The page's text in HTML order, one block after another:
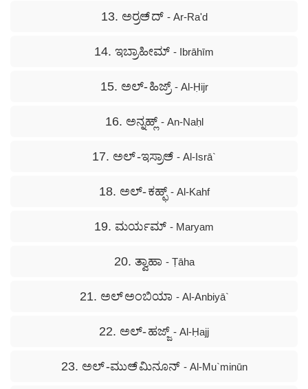
13. ಅರ್‍ರಅ್ ದ್ - Ar-Ra'd
14. ಇಬ್ರಾಹೀಮ್ - Ibrāhīm
15. ಅಲ್- ಹಿಜ್ರ್ - Al-Ḥijr
16. ಅನ್ನಹ್ಲ್ - An-Naḥl
17. ಅಲ್ -ಇಸ್ರಾಅ್ - Al-Isrā`
18. ಅಲ್- ಕಹ್ಫ್ - Al-Kahf
19. ಮರ್ಯಮ್ - Maryam
20. ತ್ವಾಹಾ - Ṭāha
21. ಅಲ್ ಅಂಬಿಯಾ - Al-Anbiyā`
22. ಅಲ್- ಹಜ್ಜ್ - Al-Ḥajj
23. ಅಲ್ -ಮುಅ್ ಮಿನೂನ್ - Al-Mu`minūn